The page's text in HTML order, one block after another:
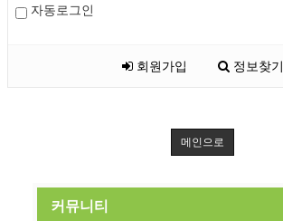
자동로그인
회원가입 정보찾기
메인으로
커뮤니티